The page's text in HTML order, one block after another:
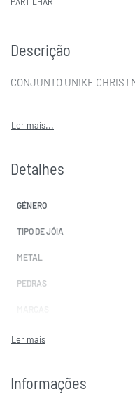
Descrição
CONJUNTO UNIKE
Detalhes
GÉNERO
TIPO DE JÓIA
METAL
PEDRAS
Informações